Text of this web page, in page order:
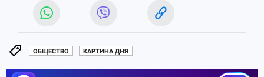
ОБЩЕСТВО КАРТИНА ДНЯ